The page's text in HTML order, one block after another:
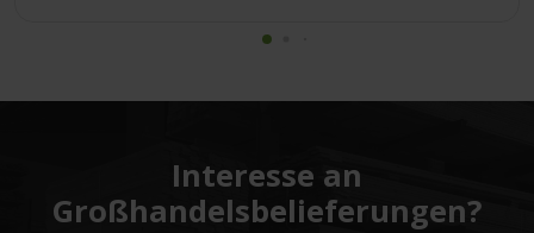
Interesse an
Großhandelsbelieferungen?